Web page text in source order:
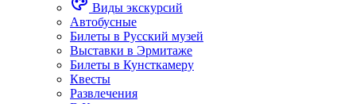
Виды экскурсий
Автобусные
Билеты в Русский музей
Выставки в Эрмитаже
Билеты в Кунсткамеру
Квесты
Развлечения